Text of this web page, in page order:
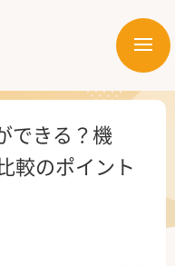
メ
ー
できる？機
較のポイント